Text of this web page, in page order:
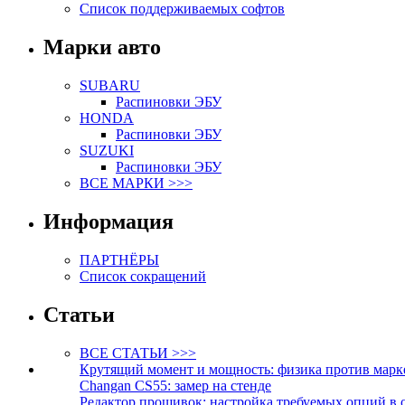
Список поддерживаемых софтов
Марки авто
SUBARU
Распиновки ЭБУ
HONDA
Распиновки ЭБУ
SUZUKI
Распиновки ЭБУ
ВСЕ МАРКИ >>>
Информация
ПАРТНЁРЫ
Список сокращений
Статьи
ВСЕ СТАТЬИ >>>
Крутящий момент и мощность: физика против
Changan CS55: замер на стенде
Редактор прошивок: настройка требуемых опций в